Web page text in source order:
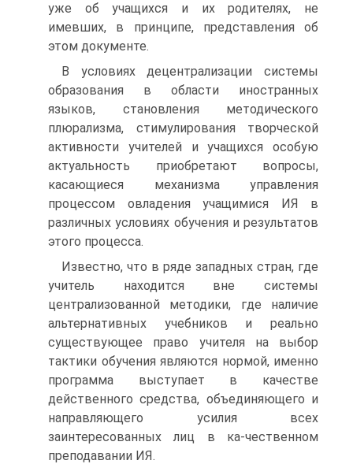
уже об учащихся и их родителях, не
имевших, в принципе, представления об
этом документе.
В условиях децентрализации системы
образования в области иностранных
языков, становления методического
плюрализма, стимулирования творческой
активности учителей и учащихся особую
актуальность приобретают вопросы,
касающиеся механизма управления
процессом овладения учащимися ИЯ в
различных условиях обучения и результатов
этого процесса.
Известно, что в ряде западных стран, где
учитель находится вне системы
централизованной методики, где наличие
альтернативных учебников и реально
существующее право учителя на выбор
тактики обучения являются нормой, именно
программа выступает в качестве
действенного средства, объединяющего и
направляющего усилия всех
заинтересованных лиц в ка-чественном
преподавании ИЯ.